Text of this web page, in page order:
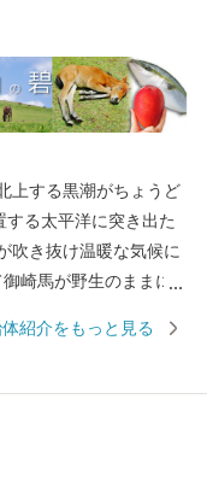
る太平洋に突き出た
吹き抜け温暖な気候に
崎馬が野生のままに
らしています。 御崎
マまでさかのぼると
体紹介をもっと見る